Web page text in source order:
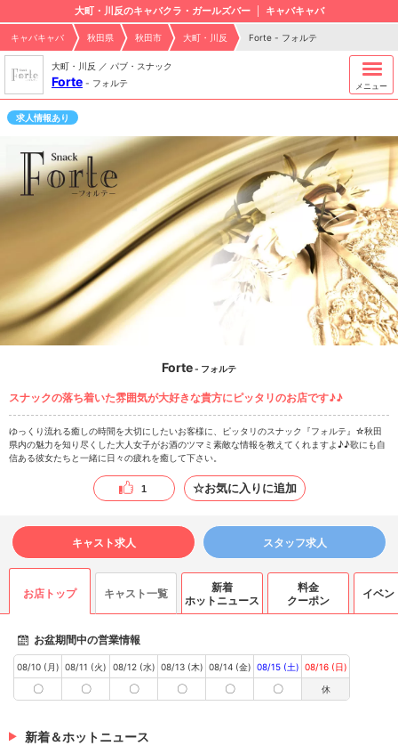
大町・川反のキャバクラ・ガールズバー キャバキャバ
キャバキャバ 秋田県 秋田市 大町・川反 Forte - フォルテ
大町・川反 ／ パブ・スナック
Forte - フォルテ メニュー
求人情報あり
Forte- フォルテ
スナックの落ち着いた雰囲気が大好きな貴方にピッタリのお店です♪♪
ゆっくり流れる癒しの時間を大切にしたいお客様に、ピッタリのスナック『フォルテ』☆秋田
県内の魅力を知り尽くした大人女子がお酒のツマミ素敵な情報を教えてくれますよ♪♪歌にも自
信ある彼女たちと一緒に日々の疲れを癒して下さい。
1 ☆お気に入りに追加
キャスト求人 スタッフ求人
お店トップ キャスト一覧
新着
ホットニュース
料金
クーポン
イベン
お盆期間中の営業情報
08/10 (月)
〇
08/11 (火)
〇
08/12 (水)
〇
08/13 (木)
〇
08/14 (金)
〇
08/15 (土)
〇
08/16 (日)
休
新着＆ホットニュース